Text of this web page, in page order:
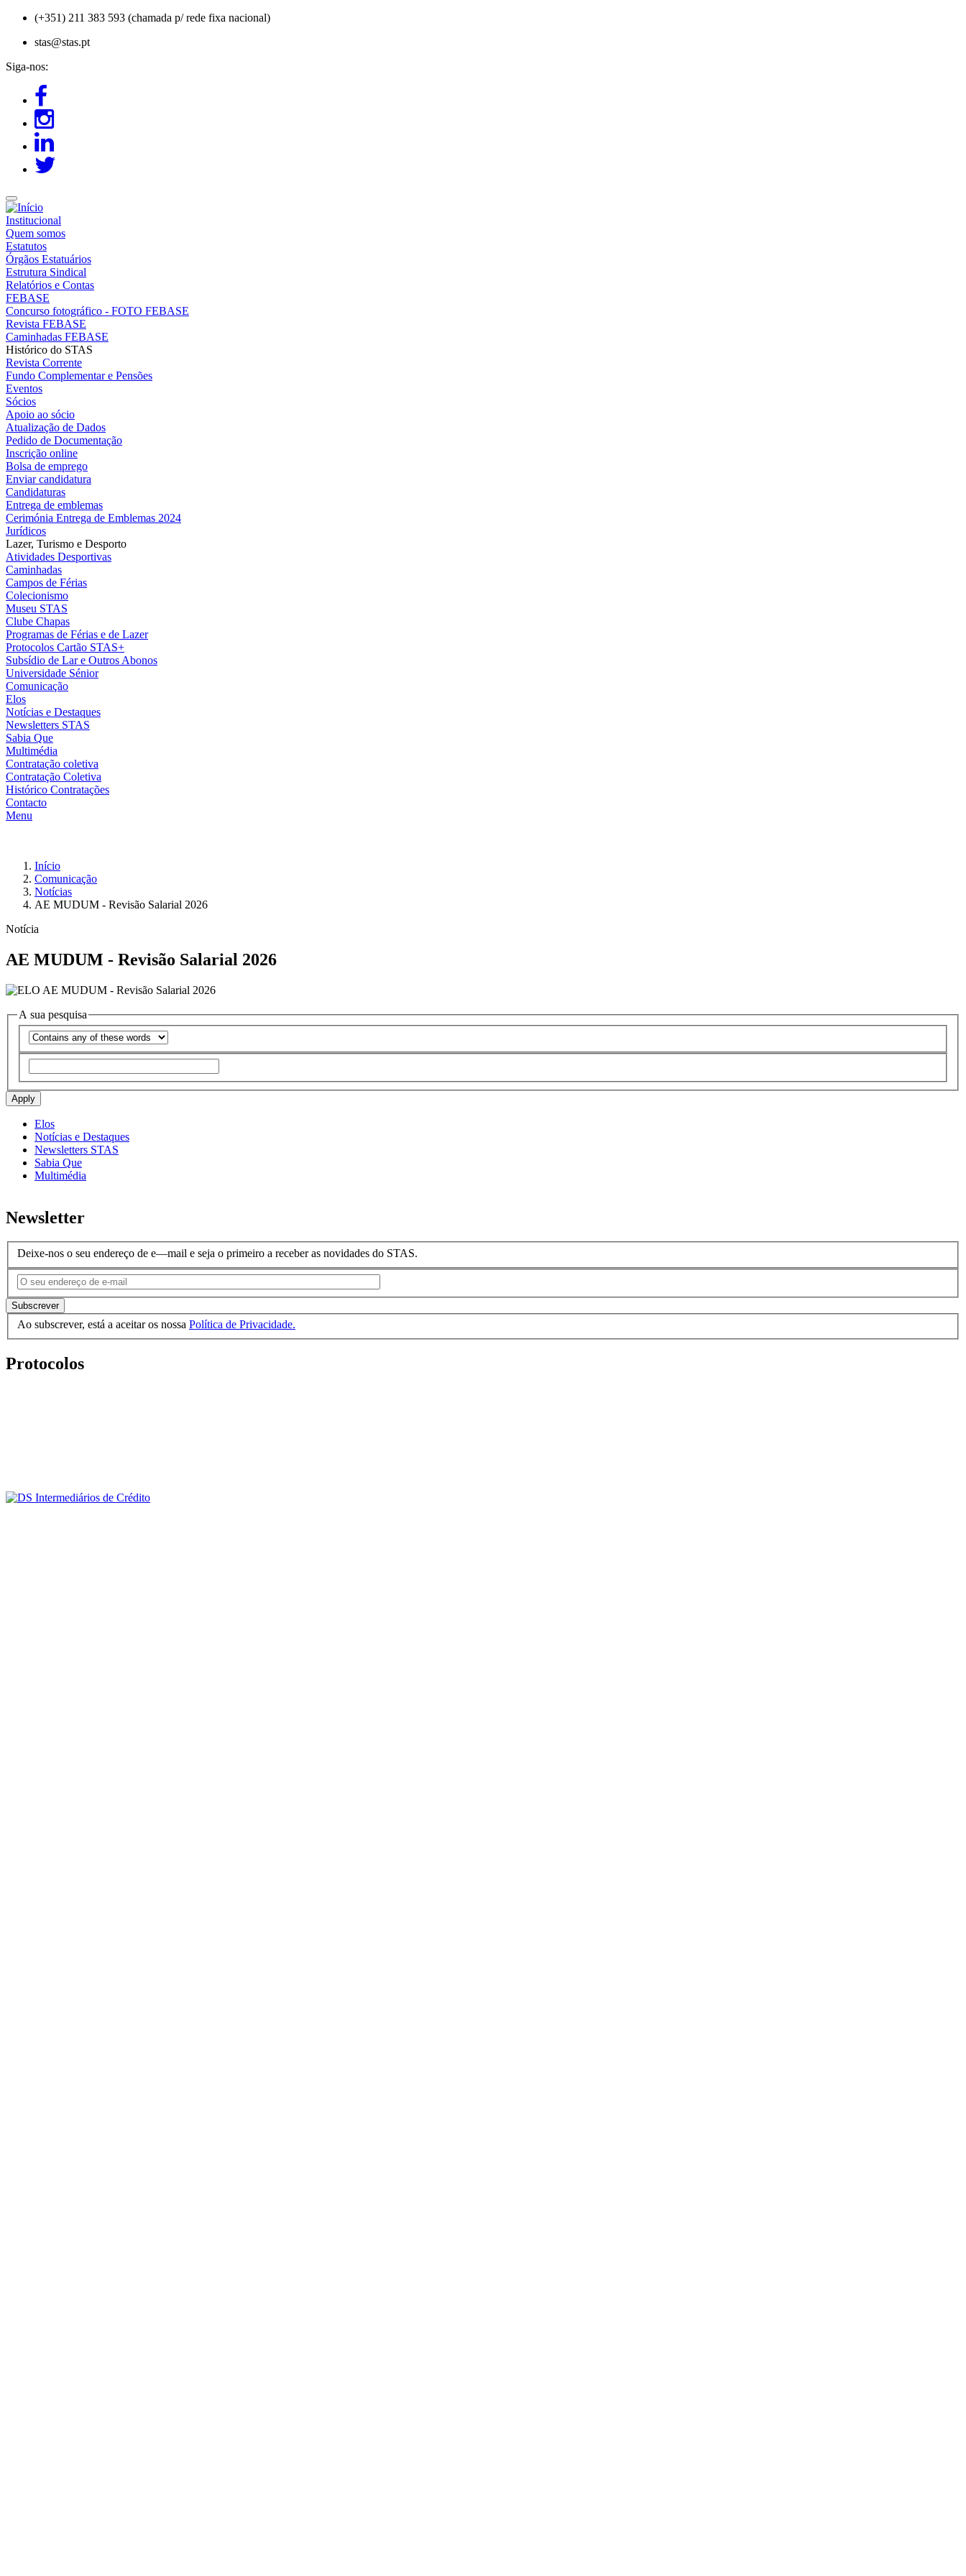
Passar
principal
(+351) 211 383 593 (chamada p/ rede fixa nacional)
stas@stas.pt
Siga-nos:
Institucional
Quem somos
Estatutos
Órgãos Estatuários
Estrutura Sindical
Relatórios e Contas
FEBASE
Concurso fotográfico - FOTO FEBASE
Revista FEBASE
Caminhadas FEBASE
Histórico do STAS
Revista Corrente
Fundo Complementar e Pensões
Eventos
Sócios
Apoio ao sócio
Atualização de Dados
Pedido de Documentação
Inscrição online
Bolsa de emprego
Enviar candidatura
Candidaturas
Entrega de emblemas
Cerimónia Entrega de Emblemas 2024
Jurídicos
Lazer, Turismo e Desporto
Atividades Desportivas
Caminhadas
Campos de Férias
Colecionismo
Museu STAS
Clube Chapas
Programas de Férias e de Lazer
Protocolos Cartão STAS+
Subsídio de Lar e Outros Abonos
Universidade Sénior
Comunicação
Elos
Notícias e Destaques
Newsletters STAS
Sabia Que
Multimédia
Contratação coletiva
Contratação Coletiva
Histórico Contratações
Contacto
Menu
Início
Comunicação
Notícias
AE MUDUM - Revisão Salarial 2026
Notícia
AE MUDUM - Revisão Salarial 2026
A sua pesquisa
Operador
Apply
Menu
Opções
-
Nodes
Comunicação
Elos
Notícias e Destaques
Newsletters STAS
Sabia Que
Multimédia
Newsletter
Deixe-nos o seu endereço de e—mail e seja o primeiro a receber as novidades do STAS.
Subscrever
Ao subscrever, está a aceitar os nossa Política de Privacidade.
Protocolos